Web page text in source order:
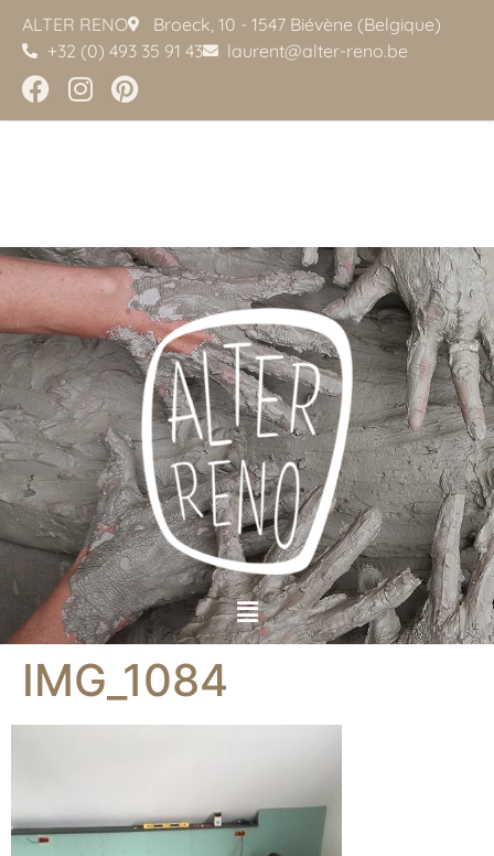
ALTER RENO
Broeck, 10 - 1547 Biévène (Belgique)
+32 (0) 493 35 91 43
laurent@alter-reno.be
IMG_1084